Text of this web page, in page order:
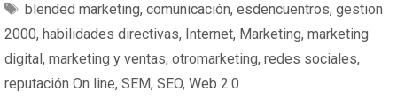
blended marketing, comunicación, esdencuentros, gestion
2000, habilidades directivas, Internet, Marketing, marketing
digital, marketing y ventas, otromarketing, redes sociales,
reputación On line, SEM, SEO, Web 2.0